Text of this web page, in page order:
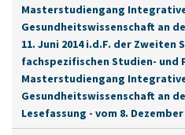
Masterstudiengang
Gesundheitswissenschaft an
11. Juni 2014 i.d.F. der
fachspezifischen Studien- und
Masterstudiengang
Gesundheitswissenschaft an
Lesefassung - vom 8. Dezember